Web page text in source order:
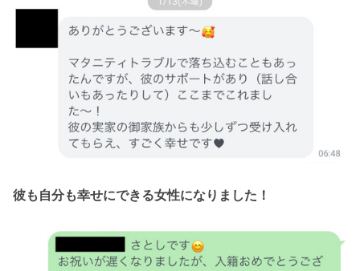
彼も自分も幸せにできる女性になりました！